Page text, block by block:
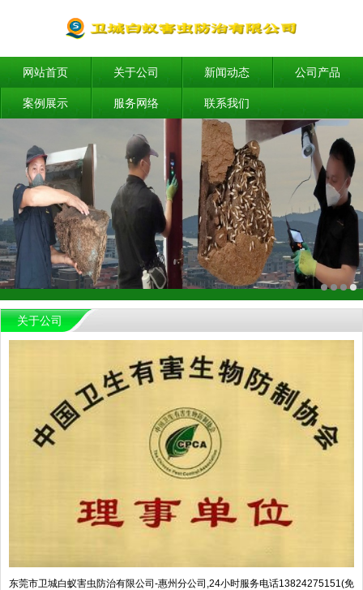
网站首页 关于公司 新闻动态 公司产品
案例展示 服务网络 联系我们
关于公司
东莞市卫城白蚁害虫防治有限公司-惠州分公司,24小时服务电话13824275151(免